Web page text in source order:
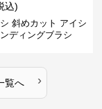
込)
斜めカット アイシ
ディングブラシ
覧へ ›